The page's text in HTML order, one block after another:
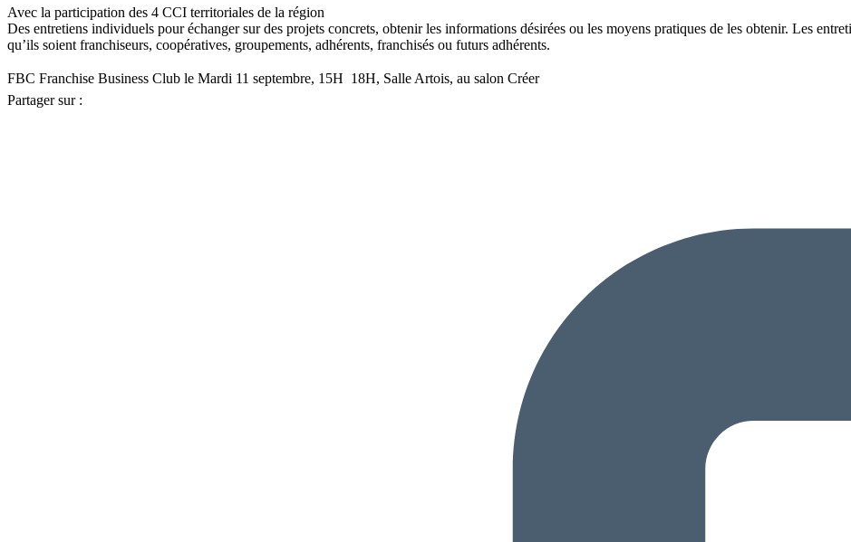
Avec la participation des 4 CCI territoriales de la région
Des entretiens individuels pour échanger sur des projets concrets, obtenir les informations désirées ou les moyens pratiques de les obtenir. Les
qu’ils soient franchiseurs, coopératives, groupements, adhérents, franchisés ou futurs adhérents.
FBC Franchise Business Club le Mardi 11 septembre, 15H  18H, Salle Artois, au salon Créer
Partager sur :